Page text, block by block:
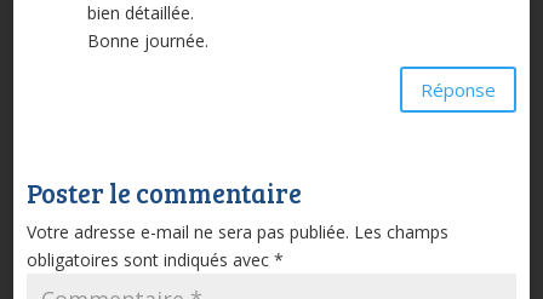
bien détaillée.
Bonne journée.
Réponse
Poster le commentaire
Votre adresse e-mail ne sera pas publiée. Les champs
obligatoires sont indiqués avec *